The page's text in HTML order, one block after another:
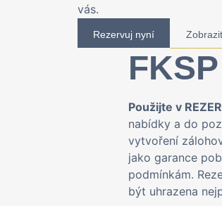
vás.
Rezervuj nyní
FKSP
Použijte v
nabídky a do
vytvoření
jako garance
podmínkám.
být uhrazena